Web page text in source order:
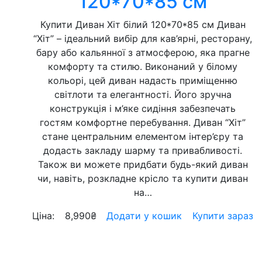
Купити Диван Хіт білий 120*70*85 см Диван
“Хіт” – ідеальний вибір для кав’ярні, ресторану,
бару або кальянної з атмосферою, яка прагне
комфорту та стилю. Виконаний у білому
кольорі, цей диван надасть приміщенню
світлоти та елегантності. Його зручна
конструкція і м’яке сидіння забезпечать
гостям комфортне перебування. Диван “Хіт”
стане центральним елементом інтер’єру та
додасть закладу шарму та привабливості.
Також ви можете придбати будь-який диван
чи, навіть, розкладне крісло та купити диван
на…
Ціна:
8,990₴ Додати у кошик Купити зараз